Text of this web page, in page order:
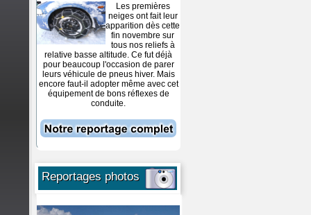
11,5° à la Pesse; soit 7° au-dessus
des normales. Mais aucun record n'a
été enregistré. Les récentes chutes
de neige ont pâti du récent redoux
même si ce week end des 12-13, on
pouvait encore pratiquer du ski dans
la forêt du Massacre tout
particulièrement. Sur les pentes du
Crêt de Chalam à plus de 1500 m
d'altitude, il ne restait plus guère de
neige ce samedi 12. Et pas de neige
Les premières
neiges ont fait leur
apparition dès cette
fin novembre sur
tous nos reliefs à
relative basse altitude. Ce fut déjà
pour beaucoup l'occasion de parer
leurs véhicule de pneus hiver. Mais
encore faut-il adopter même avec cet
équipement de bons réflexes de
conduite.
Reportages photos